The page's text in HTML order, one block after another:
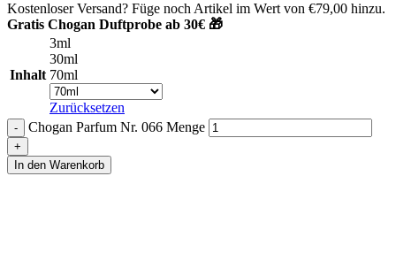
Kostenloser Versand? Füge noch Artikel im Wert von €79,00 hinzu.
Gratis Chogan Duftprobe ab 30€ 🎁
Inhalt
3ml
30ml
70ml
Zurücksetzen
Chogan Parfum Nr. 066 Menge
In den Warenkorb